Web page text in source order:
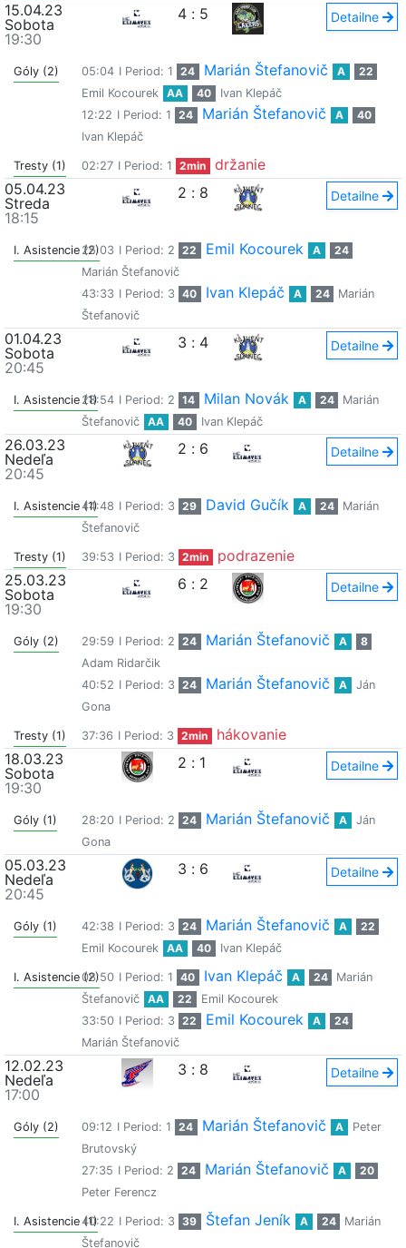
15.04.23
Sobota
19:30
4 : 5 Detailne
Góly (2) 05:04 I Period: 1 24 Marián Štefanovič A
22
Emil Kocourek
AA 40
Ivan Klepáč
12:22 I Period: 1 24 Marián Štefanovič A
40
Ivan Klepáč
Tresty (1) 02:27 I Period: 1 2min
držanie
05.04.23
Streda
18:15
2 : 8 Detailne
I. Asistencie (2)25:03 I Period: 2 22 Emil Kocourek A
24
Marián Štefanovič
43:33 I Period: 3 40 Ivan Klepáč A 24
Marián
Štefanovič
01.04.23
Sobota
20:45
3 : 4 Detailne
I. Asistencie (1)28:54 I Period: 2 14 Milan Novák A 24
Marián
Štefanovič
AA 40 Ivan Klepáč
26.03.23
Nedeľa
20:45
2 : 6 Detailne
I. Asistencie (1)44:48 I Period: 3 29 David Gučík A 24
Marián
Štefanovič
Tresty (1) 39:53 I Period: 3 2min
podrazenie
25.03.23
Sobota
19:30
6 : 2 Detailne
Góly (2) 29:59 I Period: 2 24 Marián Štefanovič A
8
Adam Ridarčik
40:52 I Period: 3 24 Marián Štefanovič A
Ján
Gona
Tresty (1) 37:36 I Period: 3 2min
hákovanie
18.03.23
Sobota
19:30
2 : 1 Detailne
Góly (1) 28:20 I Period: 2 24 Marián Štefanovič A
Ján
Gona
05.03.23
Nedeľa
20:45
3 : 6 Detailne
Góly (1) 42:38 I Period: 3 24 Marián Štefanovič A
22
Emil Kocourek
AA 40 Ivan Klepáč
I. Asistencie (2)08:50 I Period: 1 40 Ivan Klepáč A 24
Marián
Štefanovič
AA 22
Emil Kocourek
33:50 I Period: 3 22 Emil Kocourek A
24
Marián Štefanovič
12.02.23
Nedeľa
17:00
3 : 8 Detailne
Góly (2) 09:12 I Period: 1 24 Marián Štefanovič A
Peter
Brutovský
27:35 I Period: 2 24 Marián Štefanovič A
20
Peter Ferencz
I. Asistencie (1)40:22 I Period: 3 39 Štefan Jeník A 24
Marián
Štefanovič